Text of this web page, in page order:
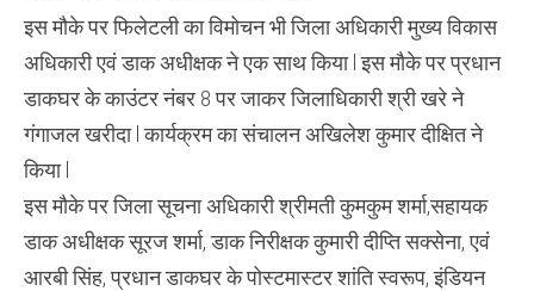
इस मौके पर फिलेटली का विमोचन भी जिला अधिकारी मुख्य विकास
अधिकारी एवं डाक अधीक्षक ने एक साथ किया l इस मौके पर प्रधान
डाकघर के काउंटर नंबर 8 पर जाकर जिलाधिकारी श्री खरे ने
गंगाजल खरीदा l कार्यक्रम का संचालन अखिलेश कुमार दीक्षित ने
किया l
इस मौके पर जिला सूचना अधिकारी श्रीमती कुमकुम शर्मा,सहायक
डाक अधीक्षक सूरज शर्मा, डाक निरीक्षक कुमारी दीप्ति सक्सेना, एवं
आरबी सिंह, प्रधान डाकघर के पोस्टमास्टर शांति स्वरूप, इंडियन